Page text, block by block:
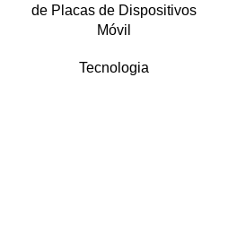
de Placas de Dispositivos
Móvil
Tecnologia